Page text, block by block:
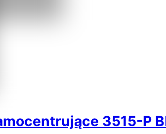
3515-P